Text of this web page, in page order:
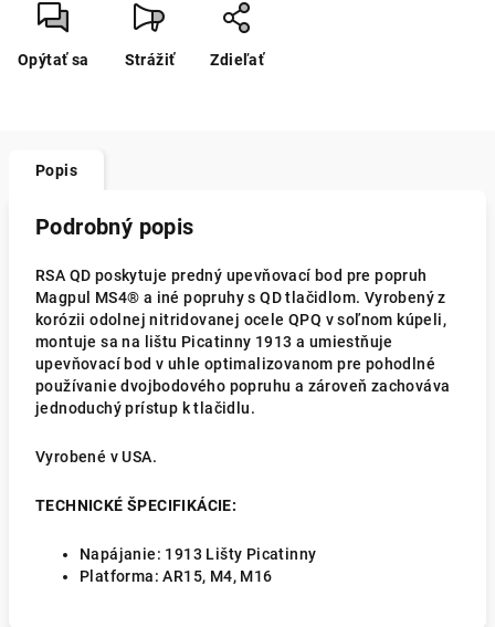
Opýtať sa Strážiť Zdieľať
Popis
Podrobný popis
RSA QD poskytuje predný upevňovací bod pre popruh
Magpul MS4® a iné popruhy s QD tlačidlom. Vyrobený z
korózii odolnej nitridovanej ocele QPQ v soľnom kúpeli,
montuje sa na lištu Picatinny 1913 a umiestňuje
upevňovací bod v uhle optimalizovanom pre pohodlné
používanie dvojbodového popruhu a zároveň zachováva
jednoduchý prístup k tlačidlu.
Vyrobené v USA.
TECHNICKÉ ŠPECIFIKÁCIE:
Napájanie: 1913 Lišty Picatinny
Platforma: AR15, M4, M16